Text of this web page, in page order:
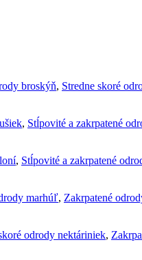
broskýň, Stredne skoré
, Stĺpovité a zakrpatené
, Stĺpovité a zakrpatené
marhúľ, Zakrpatené
odrody nektáriniek,